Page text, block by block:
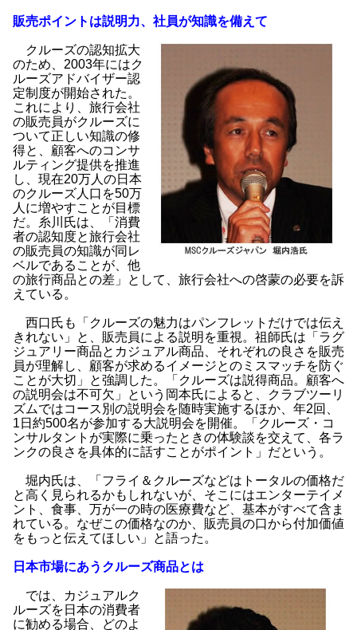
販売ポイントは説明力、社員が知識を備えて
クルーズの認知拡大
のため、2003年にはク
ルーズアドバイザー認
定制度が開始された。
これにより、旅行会社
の販売員がクルーズに
ついて正しい知識の修
得と、顧客へのコンサ
ルティング提供を推進
し、現在20万人の日本
のクルーズ人口を50万
人に増やすことが目標
だ。糸川氏は、「消費
者の認知度と旅行会社
の販売員の知識が同レ
ベルであることが、他
の旅行商品との差」として、旅行会社への啓蒙の必要を訴
えている。
西口氏も「クルーズの魅力はパンフレットだけでは伝え
きれない」と、販売員による説明を重視。祖師氏は「ラグ
ジュアリー商品とカジュアル商品、それぞれの良さを販売
員が理解し、顧客が求めるイメージとのミスマッチを防ぐ
ことが大切」と強調した。「クルーズは説得商品。顧客へ
の説明会は不可欠」という岡本氏によると、クラブツーリ
ズムではコース別の説明会を随時実施するほか、年2回、
1日約500名が参加する大説明会を開催。「クルーズ・コ
ンサルタントが実際に乗ったときの体験談を交えて、各ラ
ンクの良さを具体的に話すことがポイント」だという。
堀内氏は、「フライ＆クルーズなどはトータルの価格だ
と高く見られるかもしれないが、そこにはエンターテイメ
ント、食事、万が一の時の医療費など、基本がすべて含ま
れている。なぜこの価格なのか、販売員の口から付加価値
をもっと伝えてほしい」と語った。
日本市場にあうクルーズ商品とは
では、カジュアルク
ルーズを日本の消費者
に勧める場合、どのよ